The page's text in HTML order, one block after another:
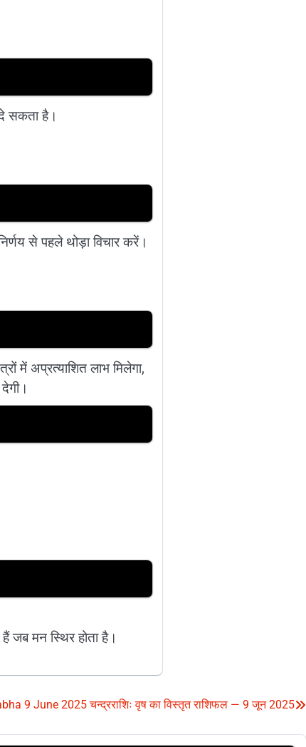
सकता है।
से पहले थोड़ा विचार करें।
में अप्रत्याशित लाभ मिलेगा,
जब मन स्थिर होता है।
9 June 2025 चन्द्रराशिः वृष का विस्तृत राशिफल — 9 जून 2025